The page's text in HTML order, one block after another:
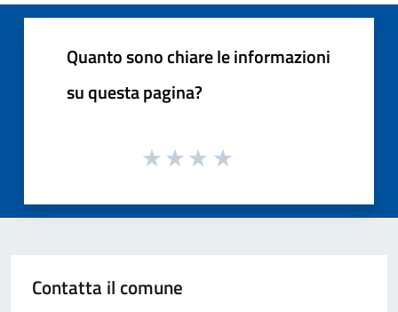
Quanto sono chiare le informazioni
su questa pagina?
Contatta il comune